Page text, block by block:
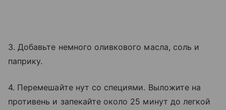
3. Добавьте немного оливкового масла, соль и
паприку.
4. Перемешайте нут со специями. Выложите на
противень и запекайте около 25 минут до легкой